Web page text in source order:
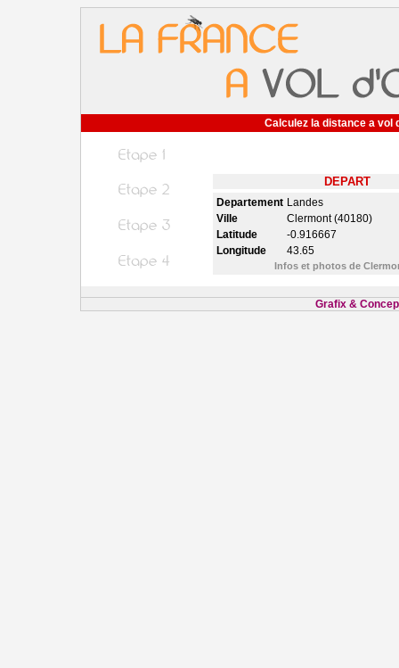
Calculez la distance a vol
DEPART
Departement Landes
Ville
Clermont (40180)
Latitude
-0.916667
Longitude
43.65
Infos et photos de
Grafix &